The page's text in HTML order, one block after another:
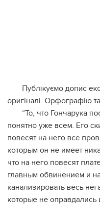
Публікуємо допис
оригіналі. Орфографію
“То, что Гончарука
понятно уже всем. Его
повесят на него все
которым он не имеет
что на него повесят
главным обвинением и
канализировать весь
которые не оправдались